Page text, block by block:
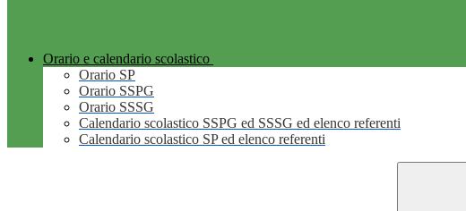
Orario e calendario scolastico
Orario SP
Orario SSPG
Orario SSSG
Calendario scolastico SSPG ed SSSG ed elenco referenti
Calendario scolastico SP ed elenco referenti